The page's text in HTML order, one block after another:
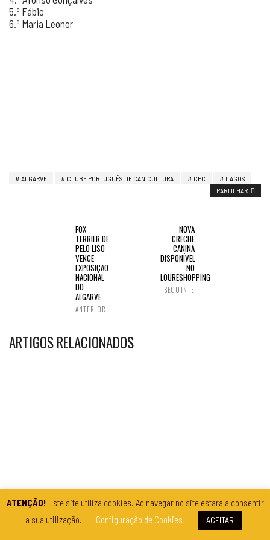
5.º Fábio
6.º Maria Leonor
ALGARVE CLUBE PORTUGUÊS DE CANICULTURA CPC
LAGOS
PARTILHAR
FOX
TERRIER DE
PELO LISO
VENCE
EXPOSIÇÃO
NACIONAL
DO
ALGARVE
ANTERIOR
NOVA
CRECHE
CANINA
DISPONÍVEL
NO
LOURESHOPPING
SEGUINTE
ARTIGOS RELACIONADOS
ATENÇÃO! Este site utiliza cookies. Ao navegar no site estará a consentir
a sua utilização.
Configuração de Cookies ACEITAR